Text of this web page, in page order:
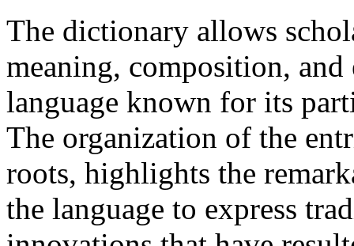
The dictionary allows
meaning, composition,
language known for its
The organization of the
roots, highlights the
the language to express